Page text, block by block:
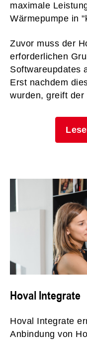
maximale
Wärmepumpe in
Zuvor muss der
erforderlichen
Softwareupdates
Erst nachdem
wurden, greift der
Hoval Integrate
Hoval Integrate
Anbindung von